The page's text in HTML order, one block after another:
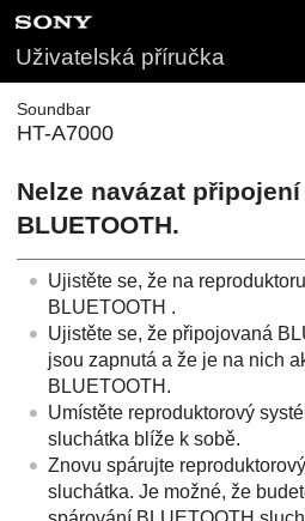
Uživatelská příručka
Soundbar
HT-A7000
Nelze navázat
BLUETOOTH.
Ujistěte se, že na
BLUETOOTH .
Ujistěte se, že připojovaná
jsou zapnutá a že je na nich
BLUETOOTH .
Umístěte reproduktorový
sluchátka blíže k sobě.
Znovu spárujte
sluchátka. Je možné, že